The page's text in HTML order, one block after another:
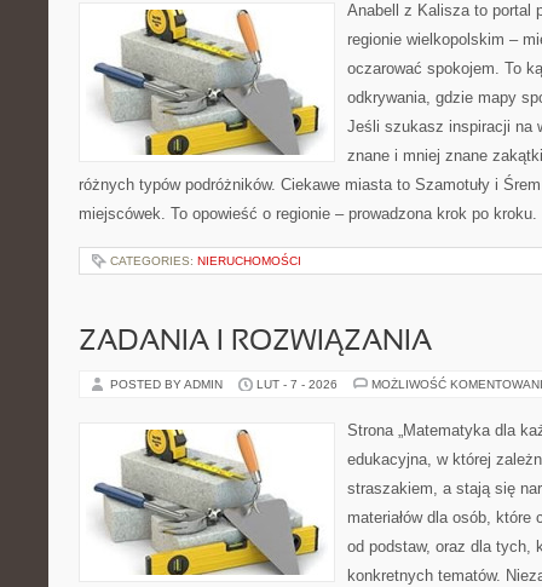
Anabell z Kalisza to portal
regionie wielkopolskim –
oczarować spokojem. To
odkrywania, gdzie mapy
Jeśli szukasz inspiracji na
znane i mniej znane
różnych typów podróżników. Ciekawe miasta to Szamotuły i
miejscówek. To opowieść o regionie – prowadzona krok po
CATEGORIES: NIERUCHOMOŚCI
ZADANIA I ROZWIĄZANIA
POSTED BY ADMIN LUT - 7 - 2026 MOŻLIWOŚĆ
Strona „Matematyka dla
edukacyjna, w której
straszakiem, a stają się
materiałów dla osób, które
od podstaw, oraz dla tych,
konkretnych tematów.